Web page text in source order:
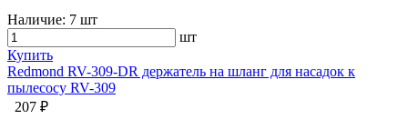
Наличие: 7 шт
шт
Купить
Redmond RV-309-DR держатель на шланг для насадок к
пылесосу RV-309
207 ₽